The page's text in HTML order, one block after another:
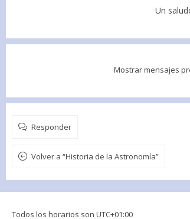
Un
Mostrar mensajes
Responder
Volver a “Historia de la Astronomía”
Todos los horarios son UTC+01:00